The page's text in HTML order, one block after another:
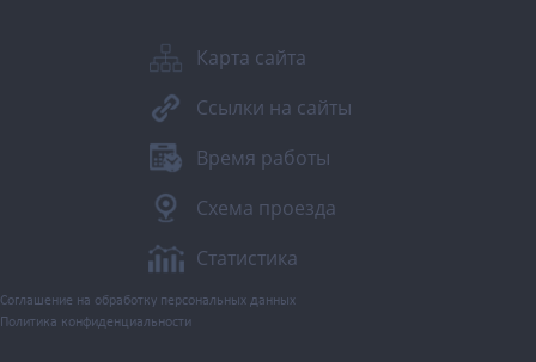
Карта сайта
Ссылки на сайты
Время работы
Схема проезда
Статистика
Соглашение на обработку персональных данных
Политика конфиденциальности